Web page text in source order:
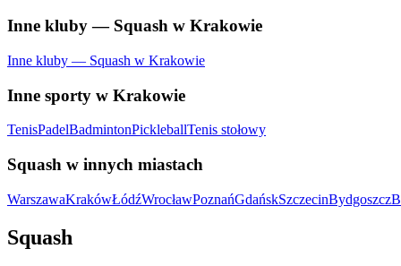
Inne kluby — Squash w Krakowie
Inne kluby — Squash w Krakowie
Inne sporty w Krakowie
TenisPadelBadmintonPickleballTenis stołowy
Squash w innych miastach
WarszawaKrakówŁódźWrocławPoznańGdańskSzczecinBydgoszcz
Squash